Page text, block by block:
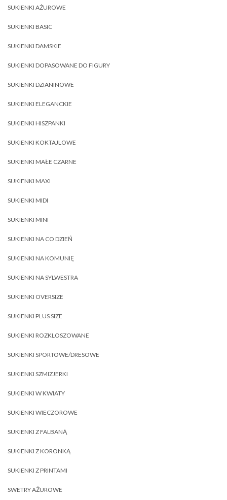
SUKIENKI AŻUROWE
SUKIENKI BASIC
SUKIENKI DAMSKIE
SUKIENKI DOPASOWANE DO FIGURY
SUKIENKI DZIANINOWE
SUKIENKI ELEGANCKIE
SUKIENKI HISZPANKI
SUKIENKI KOKTAJLOWE
SUKIENKI MAŁE CZARNE
SUKIENKI MAXI
SUKIENKI MIDI
SUKIENKI MINI
SUKIENKI NA CO DZIEŃ
SUKIENKI NA KOMUNIĘ
SUKIENKI NA SYLWESTRA
SUKIENKI OVERSIZE
SUKIENKI PLUS SIZE
SUKIENKI ROZKLOSZOWANE
SUKIENKI SPORTOWE/DRESOWE
SUKIENKI SZMIZJERKI
SUKIENKI W KWIATY
SUKIENKI WIECZOROWE
SUKIENKI Z FALBANĄ
SUKIENKI Z KORONKĄ
SUKIENKI Z PRINTAMI
SWETRY AŻUROWE